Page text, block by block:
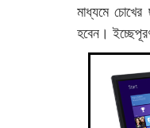
মাধ্যমে
হবেন।